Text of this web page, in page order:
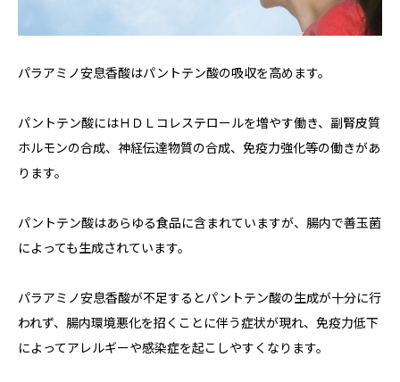
パラアミノ安息香酸はパントテン酸の吸収を高めます。
パントテン酸にはＨＤＬコレステロールを増やす働き、副腎皮質
ホルモンの合成、神経伝達物質の合成、免疫力強化等の働きがあ
ります。
パントテン酸はあらゆる食品に含まれていますが、腸内で善玉菌
によっても生成されています。
パラアミノ安息香酸が不足するとパントテン酸の生成が十分に行
われず、腸内環境悪化を招くことに伴う症状が現れ、免疫力低下
によってアレルギーや感染症を起こしやすくなります。